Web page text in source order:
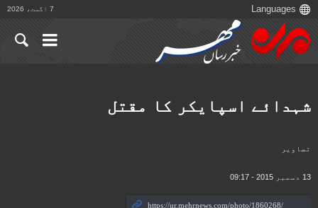
7 اگست، 2026
تصاوير
13 دسمبر 2015 - 09:17
شہدائے اسپایکر کا مقتل